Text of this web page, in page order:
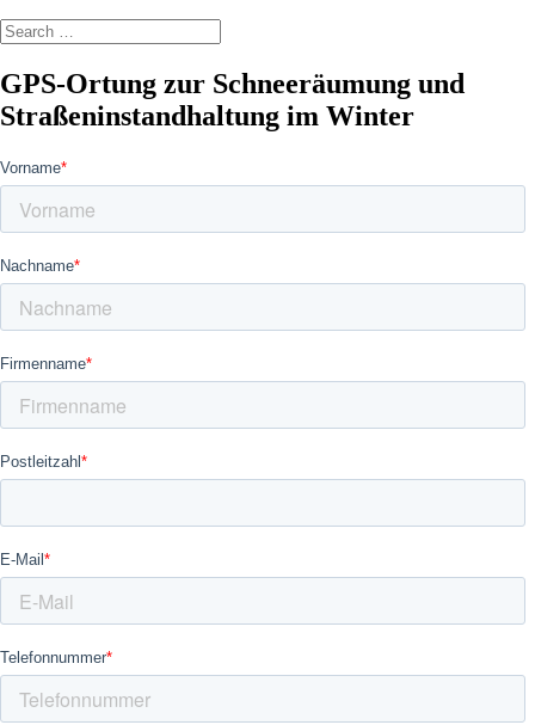
GPS-Ortung zur Schneeräumung und
Straßeninstandhaltung im Winter